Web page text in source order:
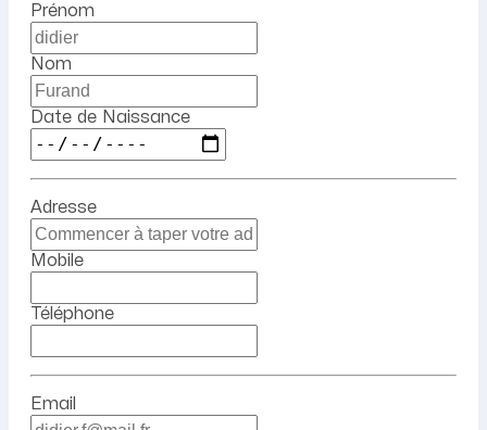
Prénom
Nom
Date de Naissance
Adresse
Mobile
Téléphone
Email